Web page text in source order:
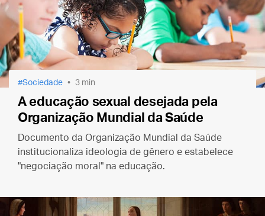
Sociedade 3 min
A educação sexual desejada pela
Organização Mundial da Saúde
Documento da Organização Mundial da Saúde
institucionaliza ideologia de gênero e estabelece
"negociação moral" na educação.